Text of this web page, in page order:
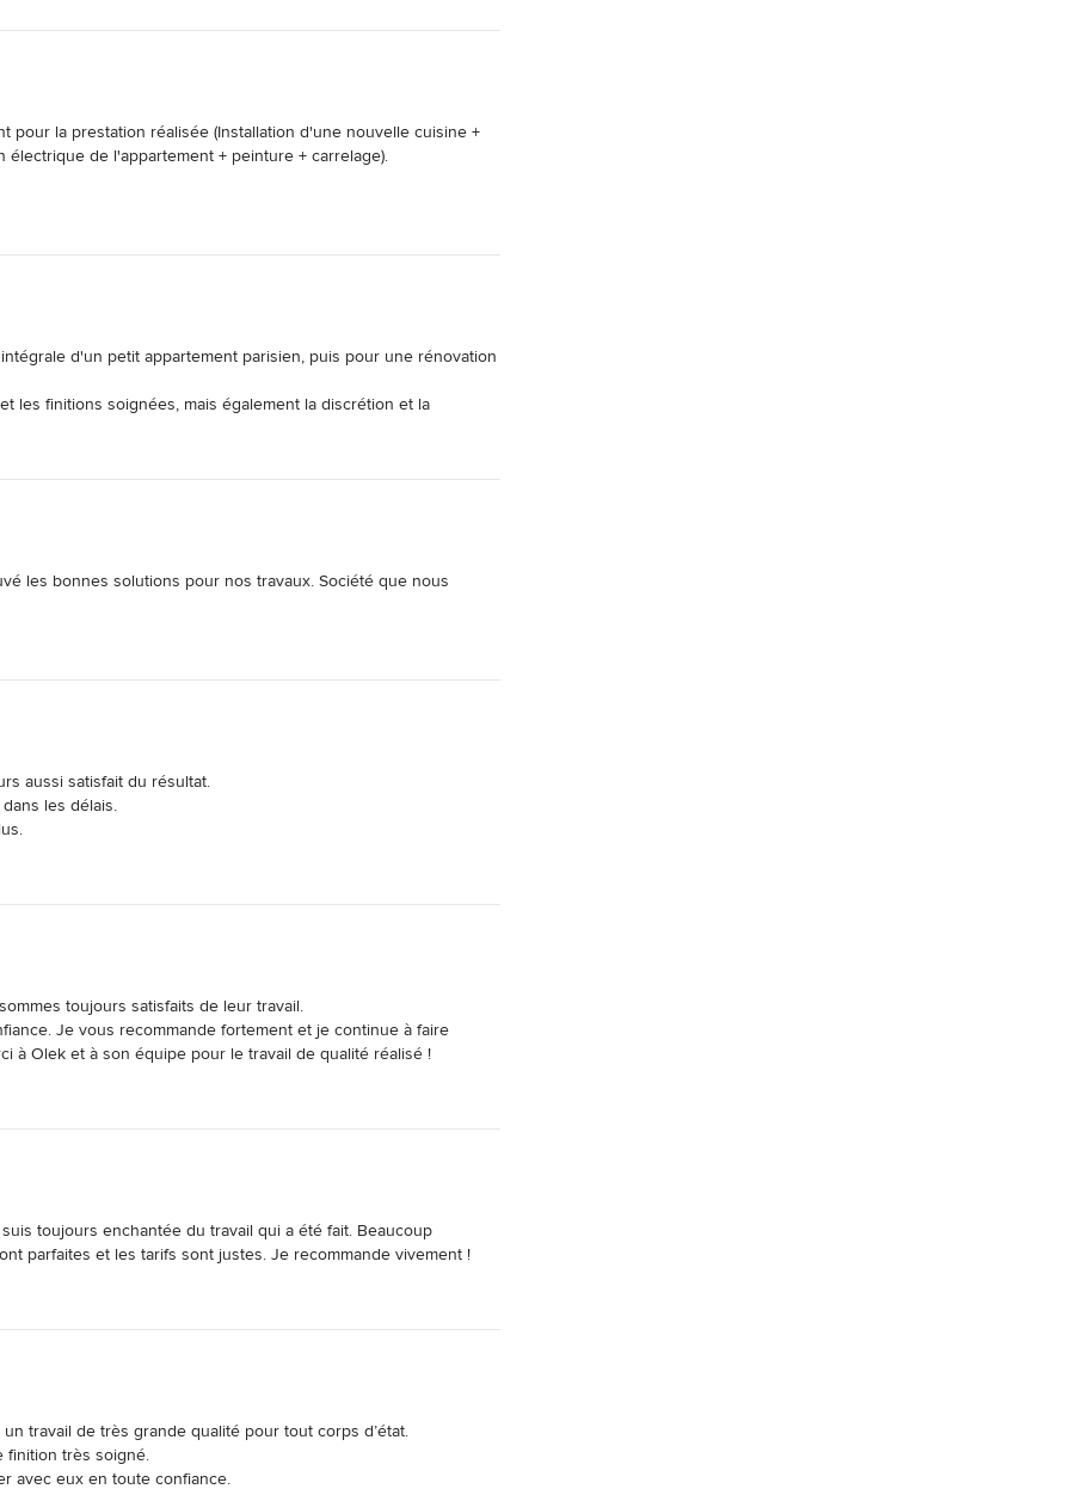
pour la prestation réalisée (Installation d'une nouvelle cuisine +
de l'appartement + peinture + carrelage).
d'un petit appartement parisien, puis pour une rénovation
les finitions soignées, mais également la discrétion et la
les bonnes solutions pour nos travaux. Société que nous
aussi satisfait du résultat.
les délais.
toujours satisfaits de leur travail.
Je vous recommande fortement et je continue à faire
à Olek et à son équipe pour le travail de qualité réalisé !
toujours enchantée du travail qui a été fait. Beaucoup
parfaites et les tarifs sont justes. Je recommande vivement !
travail de très grande qualité pour tout corps d’état.
finition très soigné.
avec eux en toute confiance.